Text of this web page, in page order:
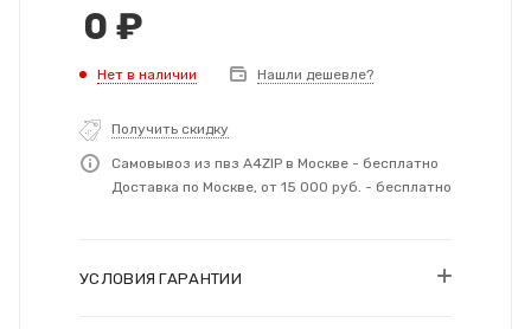
0 ₽
Нет в наличии Нашли дешевле?
Получить скидку
Самовывоз из пвз A4ZIP в Москве - бесплатно
Доставка по Москве, от 15 000 руб. - бесплатно
УСЛОВИЯ ГАРАНТИИ